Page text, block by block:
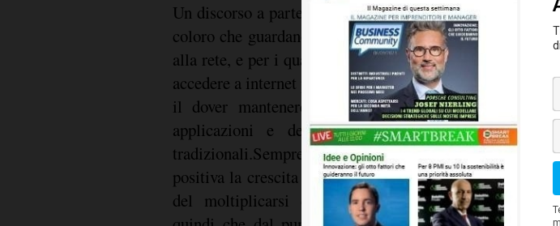
Un discorso a parte lo farei per gli over 70 e per tutti
coloro che guardano con snobismo o preoccupazione
alla rete, e per i quali dobbiamo pensare a come farli
accedere a internet per evitare l\'altro grave problema:
il dover mantenere due sistemi di gestione delle
applicazioni e delle procedure sia digitali, sia
tradizionali.Sempre legata al web, è stata molta
positiva la crescita nel 2012 delmercato telefonico
del moltiplicarsi deglismartphone, e del fatto